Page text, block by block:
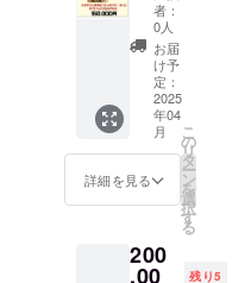
お届け
商品の
ラベル
に表記
されま
す 。商
品開封
前には
必ずお
届けの
たラベ
ルや注
付され
たラベ
ルや注
意書き
をご確
認くだ
さい。
名称：
クッ
キー 内
容量：
り（1
袋）×５
は発送
してか
ら1年間
となり
ます。
※申し訳
ありま
せん
が、拠
点が鳩
山町の
間で伺
える範
来てい
ただけ
る方の
み 真心
込め
た、手
作りの
ランチ
を食べ
ていた
だきま
ケット
は郵送
者：
0人
お届
け予
定：
2025
年04
月
詳細を見る
こ
の
リ
タ
ー
ン
を
選
択
す
る
200
,00 残り5